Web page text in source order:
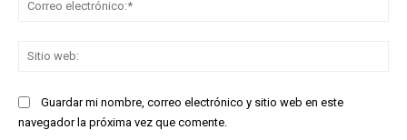
Guardar mi nombre, correo electrónico y sitio web en este
navegador la próxima vez que comente.